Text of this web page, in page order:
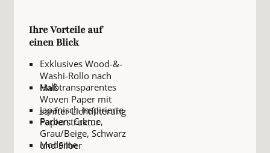
Ihre Vorteile auf
einen Blick
Exklusives Wood-&-
Washi-Rollo nach
Maß
Halbtransparentes
Woven Paper mit
sanfter Lichtfilterung
Japanisch inspirierte
Papierstruktur
Farben: Creme,
Grau/Beige, Schwarz
und Silber
Moderne